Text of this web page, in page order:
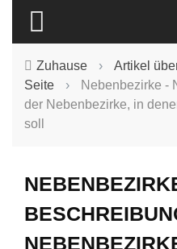
Zuhause › Artikel
Seite
›
Nebenbezirke -
der Nebenbezirke, in
soll